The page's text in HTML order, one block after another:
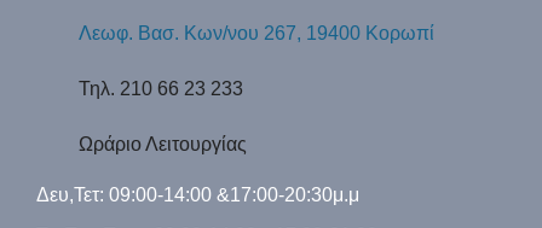
Λεωφ. Βασ. Κων/νου 267, 19400 Κορωπί
Τηλ. 210 66 23 233
Ωράριο Λειτουργίας
Δευ,Τετ: 09:00-14:00 &17:00-20:30μ.μ